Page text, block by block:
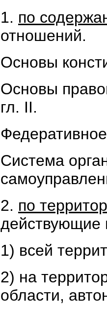
1. по
отношений.
Основы
Основы
гл. II.
Система
2. по
действующие
1) всей
2) на
области,